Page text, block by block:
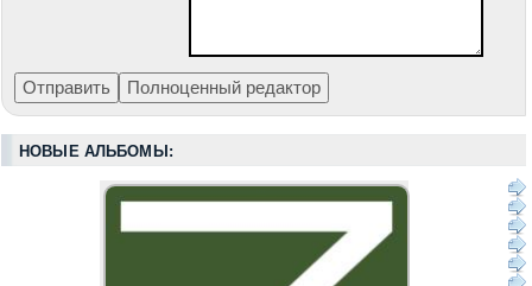
НОВЫЕ АЛЬБОМЫ: